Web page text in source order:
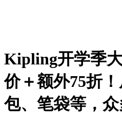
Kipling开学季
价＋额外75折
包、笔袋等，